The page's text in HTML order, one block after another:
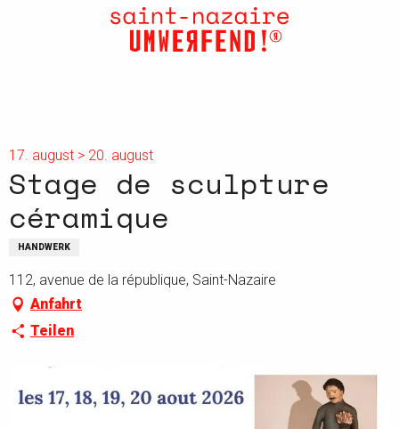
17. august > 20. august
Stage de sculpture
céramique
HANDWERK
112, avenue de la république, Saint-Nazaire
Anfahrt
Teilen